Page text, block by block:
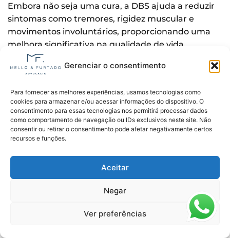
Gerenciar o consentimento
Para fornecer as melhores experiências, usamos tecnologias como
cookies para armazenar e/ou acessar informações do dispositivo. O
consentimento para essas tecnologias nos permitirá processar dados
como comportamento de navegação ou IDs exclusivos neste site. Não
consentir ou retirar o consentimento pode afetar negativamente certos
recursos e funções.
Aceitar
Negar
Ver preferências
Embora não seja uma cura, a DBS ajuda a reduzir
sintomas como tremores, rigidez muscular e
movimentos involuntários, proporcionando uma
melhora significativa na qualidade de vida.
No entanto, nem todos os pacientes são
baseada em uma avaliação médica detalhada,
considerando fatores como o estágio da doença, a
resposta aos medicamentos e a ausência de
contraindicações.
O que fazer se o plano de
saúde negar a cobertura para
a estimulação cerebral